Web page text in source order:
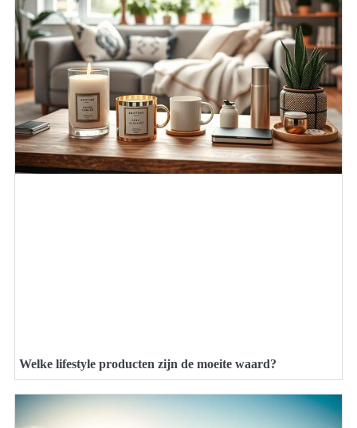
Welke lifestyle producten zijn de moeite waard?